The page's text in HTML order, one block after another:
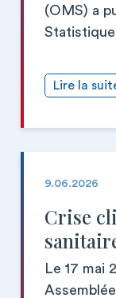
(OMS) a
Lire la
9.06.2026
Crise
Le 17 mai